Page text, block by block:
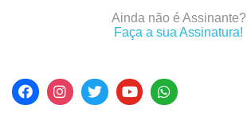
Ainda não é Assinante?
Faça a sua Assinatura!